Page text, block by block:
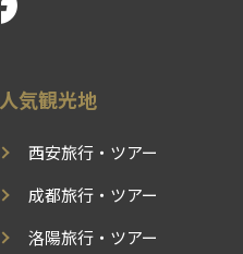
人気観光地
西安旅行・ツアー
成都旅行・ツアー
洛陽旅行・ツアー